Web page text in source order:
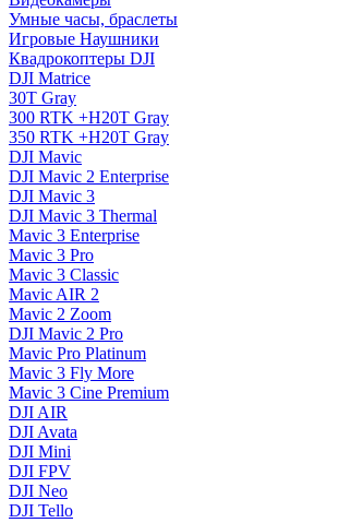
Умные часы, браслеты
Игровые Наушники
Квадрокоптеры DJI
DJI Matrice
30T Gray
300 RTK +H20T Gray
350 RTK +H20T Gray
DJI Mavic
DJI Mavic 2 Enterprise
DJI Mavic 3
DJI Mavic 3 Thermal
Mavic 3 Enterprise
Mavic 3 Pro
Mavic 3 Сlassic
Mavic AIR 2
Mavic 2 Zoom
DJI Mavic 2 Pro
Mavic Pro Platinum
Mavic 3 Fly More
Mavic 3 Cine Premium
DJI AIR
DJI Avata
DJI Mini
DJI FPV
DJI Neo
DJI Tello